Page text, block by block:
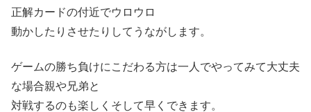
正解カードの付近でウロウロ
動かしたりさせたりしてうながします。
ゲームの勝ち負けにこだわる方は一人でやってみて大丈夫
な場合親や兄弟と
対戦するのも楽しくそして早くできます。